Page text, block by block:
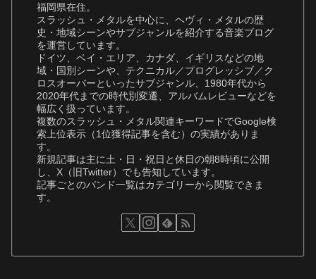
福岡県在住。
スラッシュ・メタルを中心に、ヘヴィ・メタルの歴
史・地域シーンやサブジャンルを紹介する音楽ブログ
を運営しています。
ドイツ、ベイ・エリア、カナダ、イギリスなどの地
域・国別シーンや、テクニカル／プログレッシブ／ク
ロスオーバーといったサブジャンル、1980年代から
2020年代までの時代別変遷、アルバムレビューなどを
幅広く扱っています。
複数のスラッシュ・メタル関連キーワードでGoogle検
索上位表示（1位獲得記事を含む）の実績がありま
す。
新規記事は主に土・日・祝日と休日の朝8時頃に公開
し、X（旧Twitter）でも告知しています。
記事ごとのバンド一覧はカテゴリーから閲覧できま
す。